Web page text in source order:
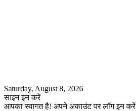
Saturday, August 8, 2026
साइन इन करें
आपका स्वागत है! अपने अकाउंट पर लॉग इन करें